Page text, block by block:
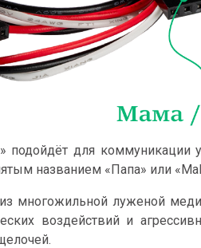
для коммуникации
названием «Папа» или
многожильной луженой
воздействий и